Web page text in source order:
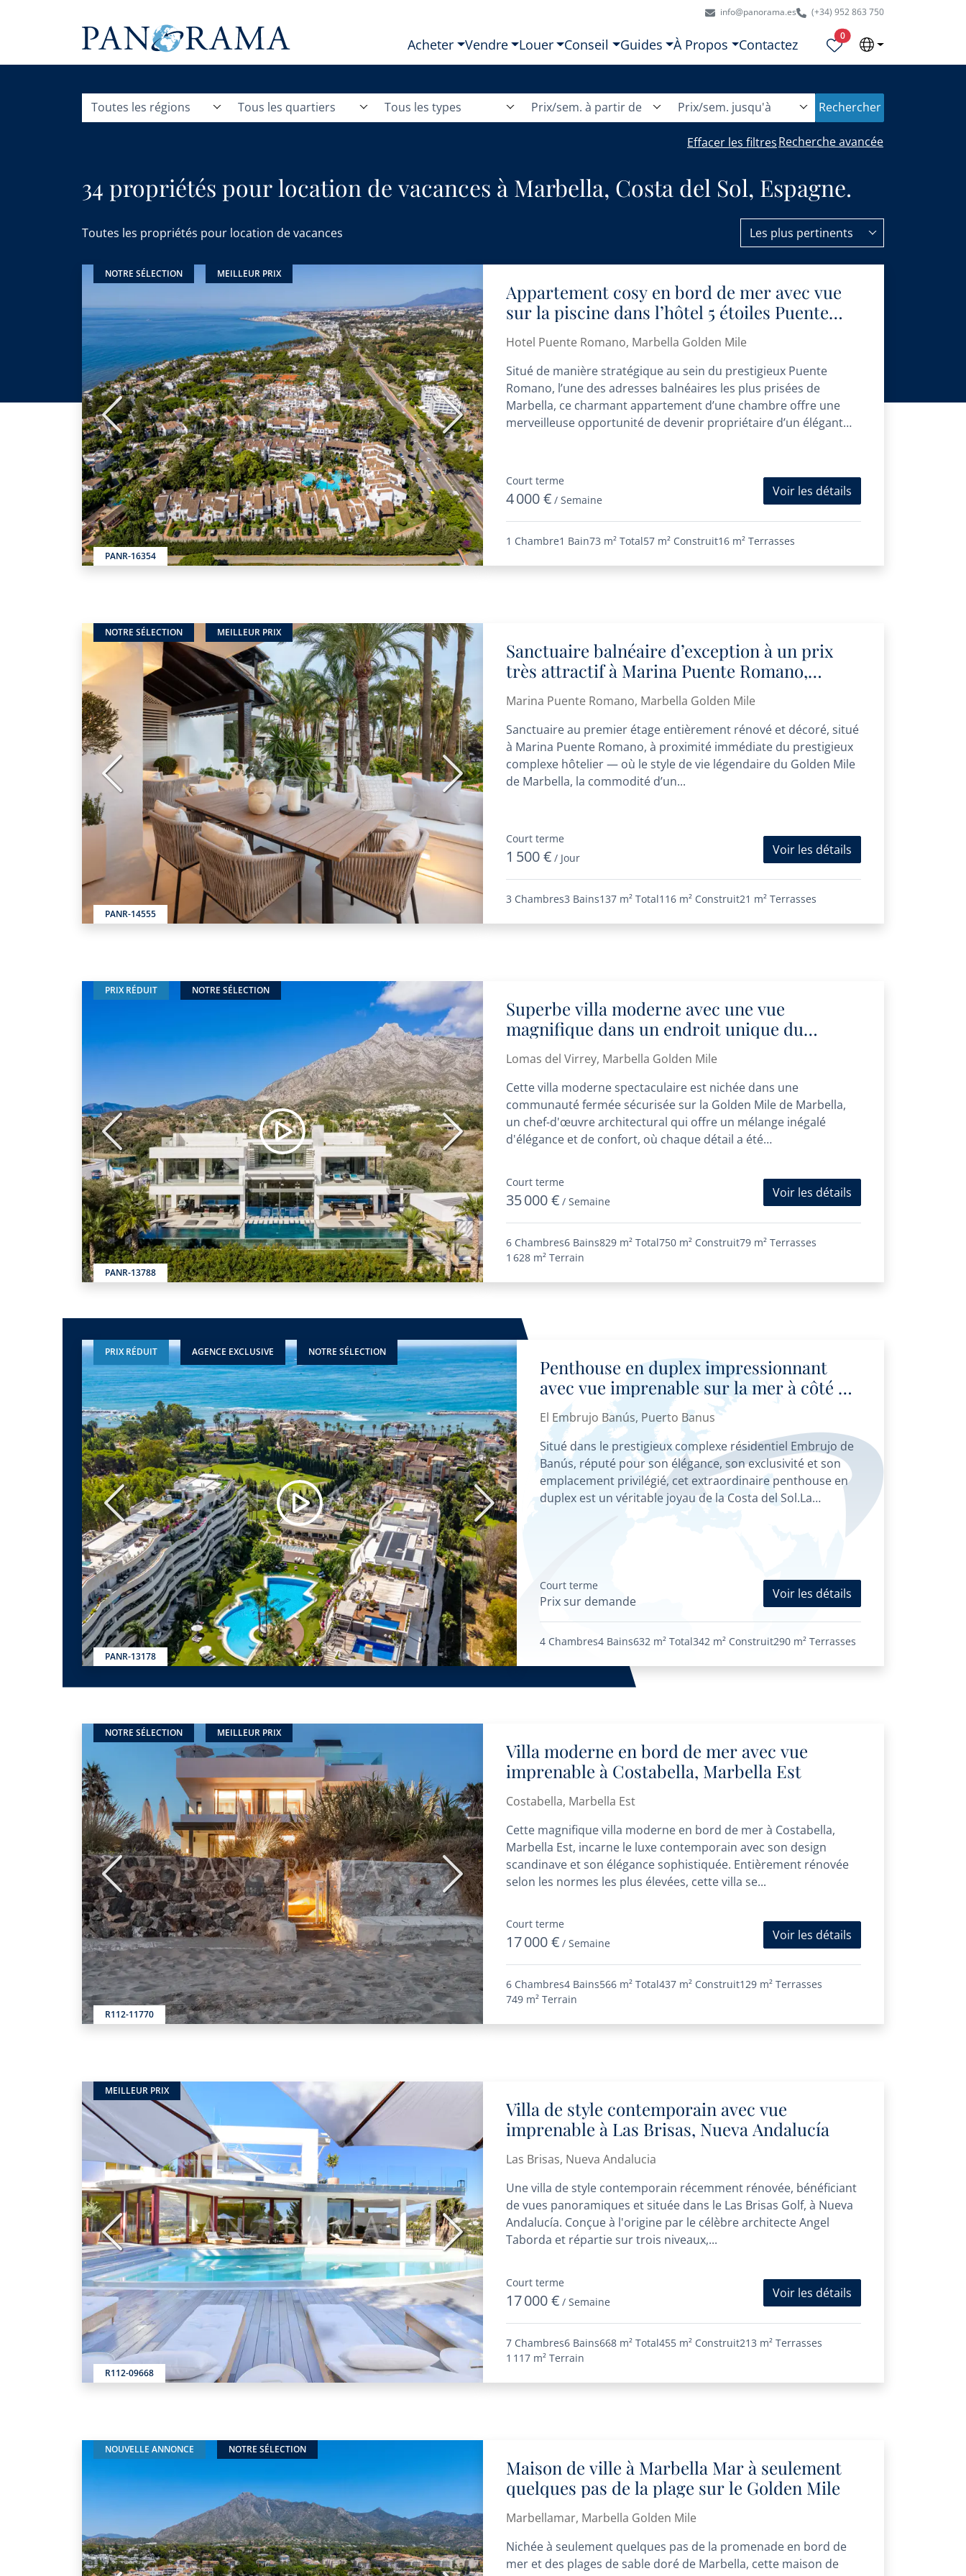
info@panorama.es (+34) 952 863 750
Acheter Vendre Louer Conseil Guides À Propos Contactez
0Propriétés sélectionnées
Toutes les régions Tous les quartiers Tous les types Prix/sem. à partir de Prix/sem. jusqu'à Rechercher
Effacer les filtresRecherche avancée
34 propriétés pour location de vacances à Marbella, Costa del Sol, Espagne.
Toutes les propriétés pour location de vacances Les plus pertinents
NOTRE SÉLECTION MEILLEUR PRIX
PANR-16354
Précédent Suivant
Appartement cosy en bord de mer avec vue
sur la piscine dans l’hôtel 5 étoiles Puente
Romano
Hotel Puente Romano, Marbella Golden Mile
Situé de manière stratégique au sein du prestigieux Puente
Romano, l’une des adresses balnéaires les plus prisées de
Marbella, ce charmant appartement d’une chambre offre une
merveilleuse opportunité de devenir propriétaire d’un élégant
Court terme
4 000 € / Semaine
Voir les détails
1 Chambre1 Bain73 m² Total57 m² Construit16 m² Terrasses
NOTRE SÉLECTION MEILLEUR PRIX
PANR-14555
Précédent Suivant
Sanctuaire balnéaire d’exception à un prix
très attractif à Marina Puente Romano,
emplacement ultra-prisé sur le Golden Mile
Marina Puente Romano, Marbella Golden Mile
Sanctuaire au premier étage entièrement rénové et décoré, situé
à Marina Puente Romano, à proximité immédiate du prestigieux
complexe hôtelier — où le style de vie légendaire du Golden Mile
de Marbella, la commodité d’un...
Court terme
1 500 € / Jour
Voir les détails
3 Chambres3 Bains137 m² Total116 m² Construit21 m² Terrasses
PRIX RÉDUIT NOTRE SÉLECTION
PANR-13788
Précédent Suivant
Superbe villa moderne avec une vue
magnifique dans un endroit unique du
Golden Mile
Lomas del Virrey, Marbella Golden Mile
Cette villa moderne spectaculaire est nichée dans une
communauté fermée sécurisée sur la Golden Mile de Marbella,
un chef-d'œuvre architectural qui offre un mélange inégalé
d'élégance et de confort, où chaque détail a été
Court terme
35 000 € / Semaine
Voir les détails
6 Chambres6 Bains829 m² Total750 m² Construit79 m² Terrasses
1 628 m² Terrain
Précédent Suivant
PRIX RÉDUIT AGENCE EXCLUSIVE NOTRE SÉLECTION
PANR-13178
Penthouse en duplex impressionnant
avec vue imprenable sur la mer à côté de
Puerto Banús
El Embrujo Banús, Puerto Banus
Situé dans le prestigieux complexe résidentiel Embrujo de
Banús, réputé pour son élégance, son exclusivité et son
emplacement privilégié, cet extraordinaire penthouse en
duplex est un véritable joyau de la Costa del Sol.La
Court terme
Prix sur demande Voir les détails
4 Chambres4 Bains632 m² Total342 m² Construit290 m² Terrasses
NOTRE SÉLECTION MEILLEUR PRIX
R112-11770
Précédent Suivant
Villa moderne en bord de mer avec vue
imprenable à Costabella, Marbella Est
Costabella, Marbella Est
Cette magnifique villa moderne en bord de mer à Costabella,
Marbella Est, incarne le luxe contemporain avec son design
scandinave et son élégance sophistiquée. Entièrement rénovée
selon les normes les plus élevées, cette villa se...
Court terme
17 000 € / Semaine
Voir les détails
6 Chambres4 Bains566 m² Total437 m² Construit129 m² Terrasses
749 m² Terrain
MEILLEUR PRIX
R112-09668
Précédent Suivant
Villa de style contemporain avec vue
imprenable à Las Brisas, Nueva Andalucía
Las Brisas, Nueva Andalucia
Une villa de style contemporain récemment rénovée, bénéficiant
de vues panoramiques et située dans le Las Brisas Golf, à Nueva
Andalucía. Conçue à l'origine par le célèbre architecte Angel
Taborda et répartie sur trois niveaux,...
Court terme
17 000 € / Semaine
Voir les détails
7 Chambres6 Bains668 m² Total455 m² Construit213 m² Terrasses
1 117 m² Terrain
NOUVELLE ANNONCE NOTRE SÉLECTION
Maison de ville à Marbella Mar à seulement
quelques pas de la plage sur le Golden Mile
Marbellamar, Marbella Golden Mile
Nichée à seulement quelques pas de la promenade en bord de
mer et des plages de sable doré de Marbella, cette maison de